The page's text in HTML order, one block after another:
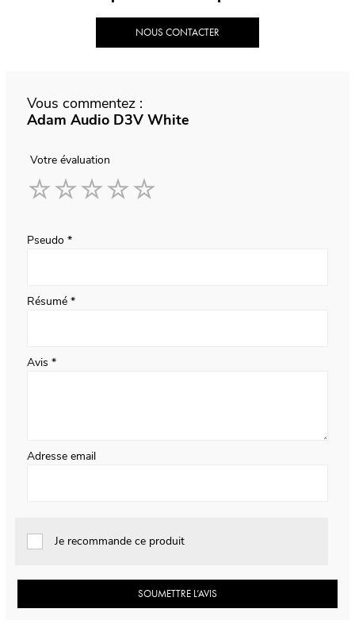
NOUS CONTACTER
Vous commentez :
Adam Audio D3V White
Votre évaluation
Pseudo
Résumé
Avis
Adresse email
Je recommande ce produit
SOUMETTRE L’AVIS